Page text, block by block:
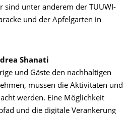
sind unter anderem der TUUWI-
und der Apfelgarten in
Shanati
und Gäste den nachhaltigen
müssen die Aktivitäten und
werden. Eine Möglichkeit
und die digitale Verankerung